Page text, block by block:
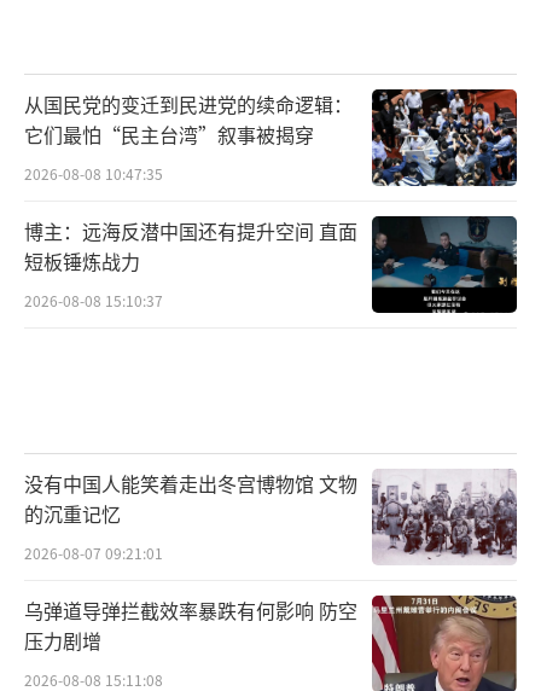
从国民党的变迁到民进党的续命逻辑：
它们最怕“民主台湾”叙事被揭穿
2026-08-08 10:47:35
博主：远海反潜中国还有提升空间 直面
短板锤炼战力
2026-08-08 15:10:37
没有中国人能笑着走出冬宫博物馆 文物
的沉重记忆
2026-08-07 09:21:01
乌弹道导弹拦截效率暴跌有何影响 防空
压力剧增
2026-08-08 15:11:08